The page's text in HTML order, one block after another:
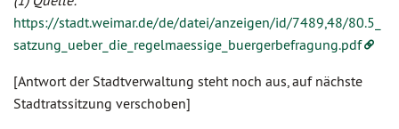
https://stadt.weimar.de/de/datei/anzeigen/id/7489,48/80.5_
satzung_ueber_die_regelmaessige_buergerbefragung.pdf
[Antwort der Stadtverwaltung steht noch aus, auf nächste
Stadtratssitzung verschoben]